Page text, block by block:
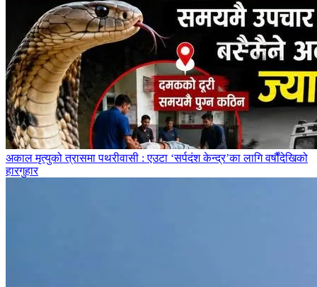
अकाल मृत्युको त्रासमा पथरीवासी : एउटा ‘सर्पदंश केन्द्र’का लागि वर्षौंदेखिको
हारगुहार